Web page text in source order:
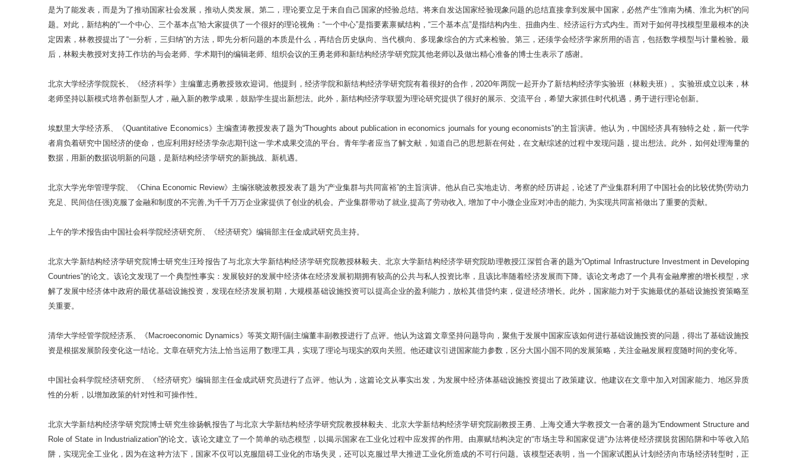
是为了能发表，而是为了推动国家社会发展，推动人类发展。第二，理论要立足于来自自己国家的经验总结。将来自发达国家经验现象问题的总结直接拿到发展中国家，必然产生“淮南为橘、淮北为枳”的问
题。对此，新结构的“一个中心、三个基本点”给大家提供了一个很好的理论视角：“一个中心”是指要素禀赋结构，“三个基本点”是指结构内生、扭曲内生、经济运行方式内生。而对于如何寻找模型里最根本的决
定因素，林教授提出了“一分析，三归纳”的方法，即先分析问题的本质是什么，再结合历史纵向、当代横向、多现象综合的方式来检验。第三，还须学会经济学家所用的语言，包括数学模型与计量检验。最
后，林毅夫教授对支持工作坊的与会老师、学术期刊的编辑老师、组织会议的王勇老师和新结构经济学研究院其他老师以及做出精心准备的博士生表示了感谢。
北京大学经济学院院长、《经济科学》主编董志勇教授致欢迎词。他提到，经济学院和新结构经济学研究院有着很好的合作，2020年两院一起开办了新结构经济学实验班（林毅夫班）。实验班成立以来，林
老师坚持以新模式培养创新型人才，融入新的教学成果，鼓励学生提出新想法。此外，新结构经济学联盟为理论研究提供了很好的展示、交流平台，希望大家抓住时代机遇，勇于进行理论创新。
埃默里大学经济系、《Quantitative Economics》主编查涛教授发表了题为“Thoughts about publication in economics journals for young economists”的主旨演讲。他认为，中国经济具有独特之处，新一代学
者肩负着研究中国经济的使命，也应利用好经济学杂志期刊这一学术成果交流的平台。青年学者应当了解文献，知道自己的思想新在何处，在文献综述的过程中发现问题，提出想法。此外，如何处理海量的
数据，用新的数据说明新的问题，是新结构经济学研究的新挑战、新机遇。
北京大学光华管理学院、《China Economic Review》主编张晓波教授发表了题为“产业集群与共同富裕”的主旨演讲。他从自己实地走访、考察的经历讲起，论述了产业集群利用了中国社会的比较优势(劳动力
充足、民间信任强)克服了金融和制度的不完善,为千千万万企业家提供了创业的机会。产业集群带动了就业,提高了劳动收入, 增加了中小微企业应对冲击的能力, 为实现共同富裕做出了重要的贡献。
上午的学术报告由中国社会科学院经济研究所、《经济研究》编辑部主任金成武研究员主持。
北京大学新结构经济学研究院博士研究生汪玲报告了与北京大学新结构经济学研究院教授林毅夫、北京大学新结构经济学研究院助理教授江深哲合著的题为“Optimal Infrastructure Investment in Developing
Countries”的论文。该论文发现了一个典型性事实：发展较好的发展中经济体在经济发展初期拥有较高的公共与私人投资比率，且该比率随着经济发展而下降。该论文考虑了一个具有金融摩擦的增长模型，求
解了发展中经济体中政府的最优基础设施投资，发现在经济发展初期，大规模基础设施投资可以提高企业的盈利能力，放松其借贷约束，促进经济增长。此外，国家能力对于实施最优的基础设施投资策略至
关重要。
清华大学经管学院经济系、《Macroeconomic Dynamics》等英文期刊副主编董丰副教授进行了点评。他认为这篇文章坚持问题导向，聚焦于发展中国家应该如何进行基础设施投资的问题，得出了基础设施投
资是根据发展阶段变化这一结论。文章在研究方法上恰当运用了数理工具，实现了理论与现实的双向关照。他还建议引进国家能力参数，区分大国小国不同的发展策略，关注金融发展程度随时间的变化等。
中国社会科学院经济研究所、《经济研究》编辑部主任金成武研究员进行了点评。他认为，这篇论文从事实出发，为发展中经济体基础设施投资提出了政策建议。他建议在文章中加入对国家能力、地区异质
性的分析，以增加政策的针对性和可操作性。
北京大学新结构经济学研究院博士研究生徐扬帆报告了与北京大学新结构经济学研究院教授林毅夫、北京大学新结构经济学研究院副教授王勇、上海交通大学教授文一合著的题为“Endowment Structure and
Role of State in Industrialization”的论文。该论文建立了一个简单的动态模型，以揭示国家在工业化过程中应发挥的作用。由禀赋结构决定的“市场主导和国家促进”办法将使经济摆脱贫困陷阱和中等收入陷
阱，实现完全工业化，因为在这种方法下，国家不仅可以克服阻碍工业化的市场失灵，还可以克服过早大推进工业化所造成的不可行问题。该模型还表明，当一个国家试图从计划经济向市场经济转型时，正